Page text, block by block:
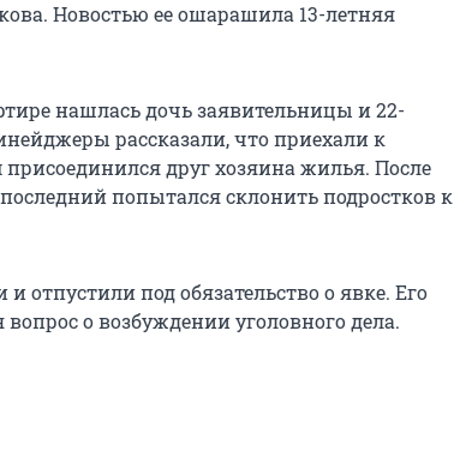
Новостью ее ошарашила 13-летняя
нашлась дочь заявительницы и 22-
рассказали, что приехали к
друг хозяина жилья. После
попытался склонить подростков к
отпустили под обязательство о явке. Его
о возбуждении уголовного дела.